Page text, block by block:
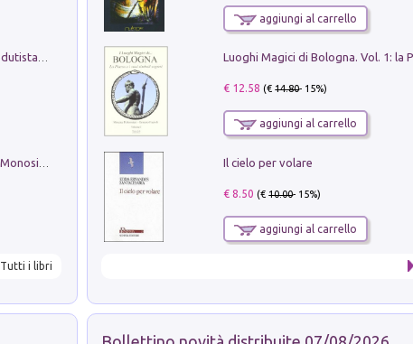
Pietro Bellotti Detto Canaletty. Un Vedutista Veneziano nella Francia dell'Ancien Régime
Tutti i libri
aggiungi al carrello
€ 12.58 (€14.80- 15%)
aggiungi al carrello
Il cielo per volare
€ 8.50 (€10.00- 15%)
aggiungi al carrello